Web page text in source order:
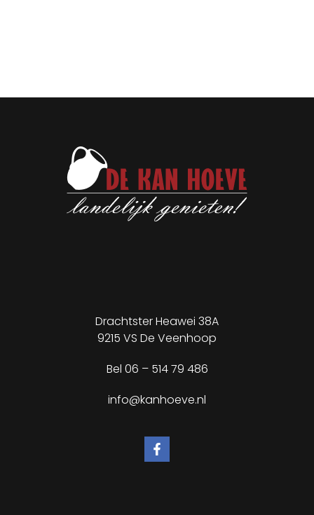
Drachtster Heawei 38A
9215 VS De Veenhoop
Bel 06 – 514 79 486
info@kanhoeve.nl